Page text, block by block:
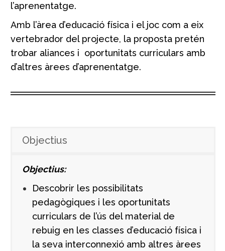
l’aprenentatge.
Amb l’àrea d’educació física i el joc com a eix
vertebrador del projecte, la proposta pretén
trobar aliances i oportunitats curriculars amb
d’altres àrees d’aprenentatge.
Objectius
Objectius:
Descobrir les possibilitats
pedagògiques i les oportunitats
curriculars de l’ús del material de
rebuig en les classes d’educació física i
la seva interconnexió amb altres àrees